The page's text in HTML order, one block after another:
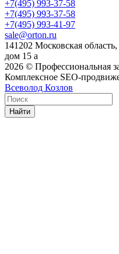
+7(495) 993-37-58
+7(495) 993-37-58
+7(495) 993-41-97
sale@orton.ru
141202 Московская
дом 15 а
2026 © Профессиональная
Комплексное SEO-
Всеволод Козлов
Найти